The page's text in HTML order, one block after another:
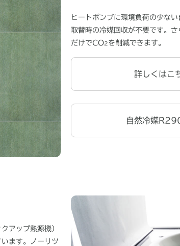
ヒートポンプに環境負荷の少な
取替時の冷媒回収が不要です。
だけでCO2 を削減できます。
詳しくはこ
自然冷媒
アップ熱源機）
ます。ノーリツ